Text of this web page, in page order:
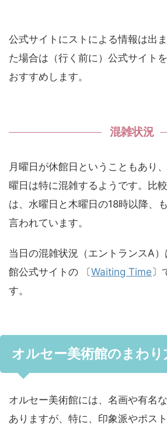
公式サイトにストによる情報は出
た場合は（行く前に）公式サイト
おすすめします。
混雑状況
月曜日が休館日ということもあり
曜日は特に混雑するようです。比
は、水曜日と木曜日の18時以降、
言われています。
当日の混雑状況（エントランスA
館公式サイトの 〔Waiting Time 〕
す。
オルセー美術館のまわり
オルセー美術館には、名画や有名
ありますが、特に、印象派やポス